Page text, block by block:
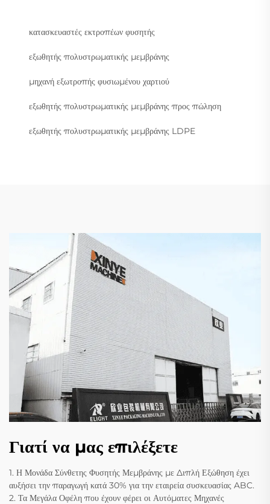
κατασκευαστές εκτροπέων φυσητής
εξωθητής πολυστρωματικής μεμβράνης
μηχανή εξωτροπής φυσιωμένου χαρτιού
εξωθητής πολυστρωματικής μεμβράνης προς πώληση
εξωθητής πολυστρωματικής μεμβράνης LDPE
Γιατί να μας επιλέξετε
1. Η Μονάδα Σύνθετης Φυσητής Μεμβράνης με Διπλή Εξώθηση έχει
αυξήσει την παραγωγή κατά 30% για την εταιρεία συσκευασίας ABC.
2. Τα Μεγάλα Οφέλη που έχουν φέρει οι Αυτόματες Μηχανές